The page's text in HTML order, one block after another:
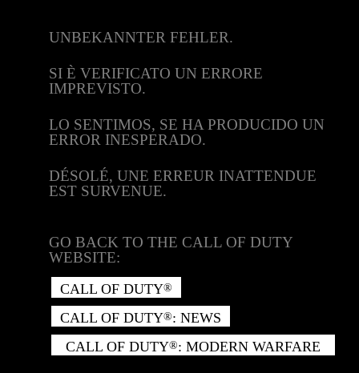
UNBEKANNTER FEHLER.
SI È VERIFICATO UN ERRORE
IMPREVISTO.
LO SENTIMOS, SE HA PRODUCIDO UN
ERROR INESPERADO.
DÉSOLÉ, UNE ERREUR INATTENDUE
EST SURVENUE.
GO BACK TO THE CALL OF DUTY
WEBSITE:
CALL OF DUTY®
CALL OF DUTY®: NEWS
CALL OF DUTY®: MODERN WARFARE